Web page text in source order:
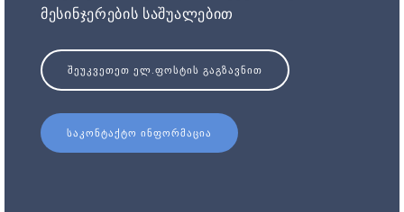
მესინჯერების საშუალებით
ᲨᲔᲣᲙᲕᲔᲗᲔᲗ ᲔᲚ.ᲤᲝᲡᲢᲘᲡ ᲒᲐᲒᲖᲐᲕᲜᲘᲗ
ᲡᲐᲙᲝᲜᲢᲐᲥᲢᲝ ᲘᲜᲤᲝᲠᲛᲐᲪᲘᲐ